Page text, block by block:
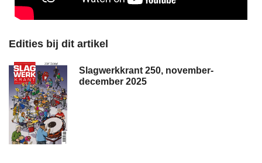
Edities bij dit artikel
Slagwerkkrant 250, november-
december 2025